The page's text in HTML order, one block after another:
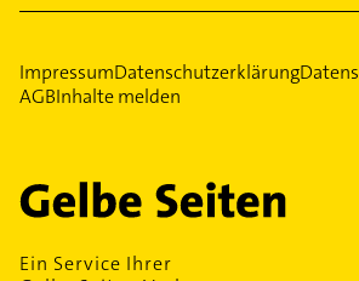
ImpressumDatenschutzerklärung
AGBInhalte melden
Ein Service Ihrer